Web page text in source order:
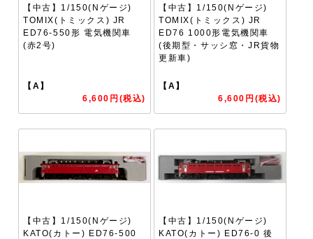
【中古】1/150(Nゲージ)
TOMIX(トミックス) JR
ED76-550形 電気機関車
(赤2号)
【A】
6,600円(税込)
【中古】1/150(Nゲージ)
TOMIX(トミックス) JR
ED76 1000形電気機関車
(後期型・サッシ窓・JR貨物
更新車)
【A】
6,600円(税込)
【中古】1/150(Nゲージ)
KATO(カトー) ED76-500
【中古】1/150(Nゲージ)
KATO(カトー) ED76-0 後